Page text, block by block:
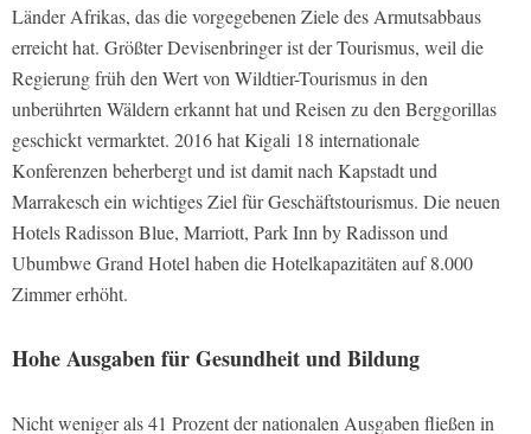
Länder Afrikas, das die vorgegebenen Ziele des Armutsabbaus
erreicht hat. Größter Devisenbringer ist der Tourismus, weil die
Regierung früh den Wert von Wildtier-Tourismus in den
unberührten Wäldern erkannt hat und Reisen zu den Berggorillas
geschickt vermarktet. 2016 hat Kigali 18 internationale
Konferenzen beherbergt und ist damit nach Kapstadt und
Marrakesch ein wichtiges Ziel für Geschäftstourismus. Die neuen
Hotels Radisson Blue, Marriott, Park Inn by Radisson und
Ubumbwe Grand Hotel haben die Hotelkapazitäten auf 8.000
Zimmer erhöht.
Hohe Ausgaben für Gesundheit und Bildung
Nicht weniger als 41 Prozent der nationalen Ausgaben fließen in